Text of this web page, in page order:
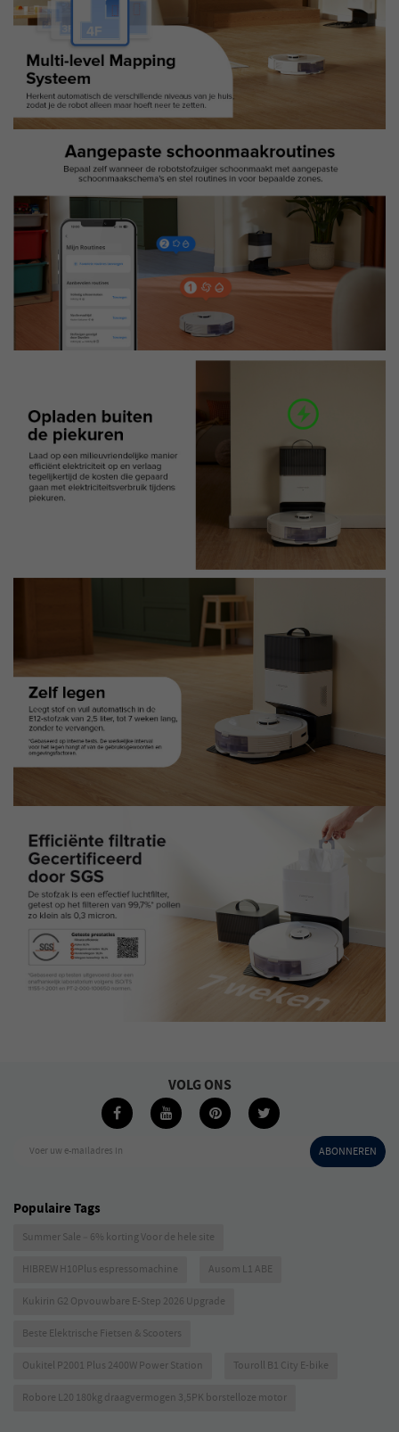
Voer uw e-mailadres in ABONNEREN
VOLG ONS
Populaire Tags
Summer Sale – 6% korting Voor de hele site
HIBREW H10Plus espressomachine Ausom L1 ABE
Kukirin G2 Opvouwbare E-Step 2026 Upgrade
Beste Elektrische Fietsen & Scooters
Oukitel P2001 Plus 2400W Power Station Touroll B1 City E-bike
Robore L20 180kg draagvermogen 3,5PK borstelloze motor